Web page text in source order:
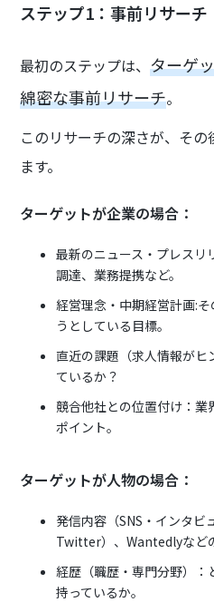
ステップ1：事前リサーチ
最初のステップは、ターゲ
綿密な事前リサーチ。
このリサーチの深さが、そ
ます。
ターゲットが企業の場合：
最新のニュース・プレスリ
調達、業務提携など。
経営理念・中期経営計画:
うとしている目標。
直近の課題（求人情報がヒ
ているか？
競合他社との位置付け：
ポイント。
ターゲットが人物の場合：
発信内容（SNS・インタ
Twitter）、Wantedlyなど
経歴（職歴・専門分野）：
持っているか。